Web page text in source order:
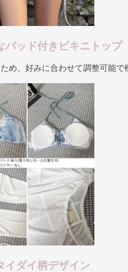
パッド付きビキニトップ
め、好みに合わせて調整可能で
イダイ柄デザイン